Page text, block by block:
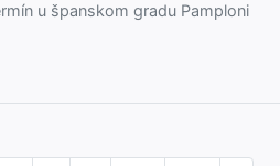
u španskom gradu Pamploni